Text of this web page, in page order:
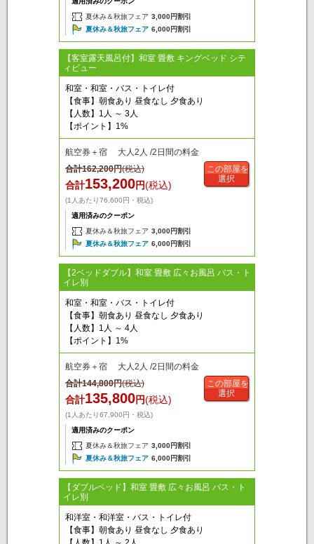
夏休み＆秋旅フェア 3,000円割引
夏休み＆秋旅フェア 6,000円割引
【客室露天風呂付】和室 畳敷 キングベッド シテ
ィビュー
和室・和室・バス・トイレ付
【食事】朝食あり 昼食なし 夕食あり
【人数】1人 ～ 3人
【ポイント】1%
航空券＋宿 大人2人 /2日間の料金
合計162,200円(税込)
合計153,200円(税込)
(1人あたり76,600円・税込)
適用済みのクーポン
夏休み＆秋旅フェア 3,000円割引
夏休み＆秋旅フェア 6,000円割引
この部屋を
選択
【2ベッドダブル】和室 畳敷 広々お風呂 バス・ト
イレ別
和室・和室・バス・トイレ付
【食事】朝食あり 昼食なし 夕食あり
【人数】1人 ～ 4人
【ポイント】1%
航空券＋宿 大人2人 /2日間の料金
合計144,800円(税込)
合計135,800円(税込)
(1人あたり67,900円・税込)
適用済みのクーポン
夏休み＆秋旅フェア 3,000円割引
夏休み＆秋旅フェア 6,000円割引
この部屋を
選択
【ダブルベッド】和室 畳敷 広々お風呂 バス・ト
イレ別
和洋室・和洋室・バス・トイレ付
【食事】朝食あり 昼食なし 夕食あり